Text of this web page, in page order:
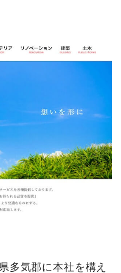
多気郡に本社を構え